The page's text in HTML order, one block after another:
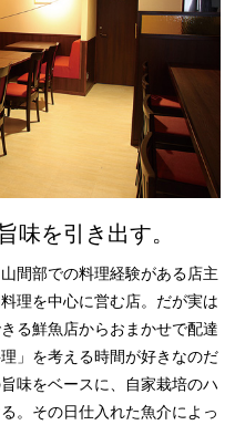
味を引き出す。
間部での料理経験がある店主
理を中心に営む店。だが実は
る鮮魚店からおまかせで配達
」を考える時間が好きなのだ
味をベースに、自家栽培のハ
。その日仕入れた魚介によっ